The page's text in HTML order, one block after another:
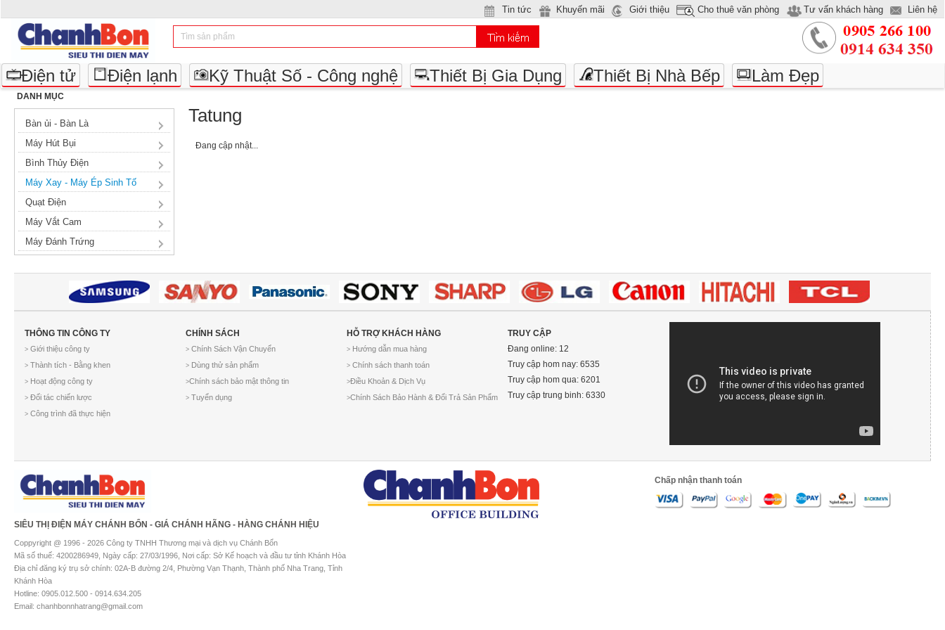
Liên hệ
Tin tức Khuyến mãi Giới thiệu Cho thuê văn phòng Tư vấn khách hàng
Điện tử Điện lạnh Kỹ Thuật Số - Công nghệ Thiết Bị Gia Dụng Thiết Bị Nhà Bếp Làm Đẹp
DANH MỤC
Bàn ủi - Bàn Là
Máy Hút Bụi
Bình Thủy Điện
Máy Xay - Máy Ép Sinh Tố
Quạt Điện
Máy Vắt Cam
Máy Đánh Trứng
Tatung
Đang cập nhật...
THÔNG TIN CÔNG TY
> Giới thiệu công ty
> Thành tích - Bằng khen
> Hoạt động công ty
> Đối tác chiến lược
> Công trình đã thực hiện
CHÍNH SÁCH
> Chính Sách Vận Chuyển
> Dùng thử sản phẩm
>Chính sách bảo mật thông tin
> Tuyển dụng
HỖ TRỢ KHÁCH HÀNG
> Hướng dẫn mua hàng
> Chính sách thanh toán
>Điều Khoản & Dịch Vụ
>Chính Sách Bảo Hành & Đổi Trả Sản Phẩm
TRUY CẬP
Đang online: 12
Truy cập hom nay: 6535
Truy cập hom qua: 6201
Truy cập trung binh: 6330
SIÊU THỊ ĐIỆN MÁY CHÁNH BỔN - GIÁ CHÁNH HÃNG - HÀNG CHÁNH HIỆU
Coppyright @ 1996 - 2026 Công ty TNHH Thương mại và dịch vụ Chánh Bổn
Mã số thuế: 4200286949, Ngày cấp: 27/03/1996, Nơi cấp: Sở Kế hoạch và đầu tư tỉnh Khánh Hòa
Địa chỉ đăng ký trụ sở chính: 02A-B đường 2/4, Phường Vạn Thạnh, Thành phố Nha Trang, Tỉnh
Khánh Hòa
Hotline: 0905.012.500 - 0914.634.205
Email: chanhbonnhatrang@gmail.com
Chấp nhận thanh toán